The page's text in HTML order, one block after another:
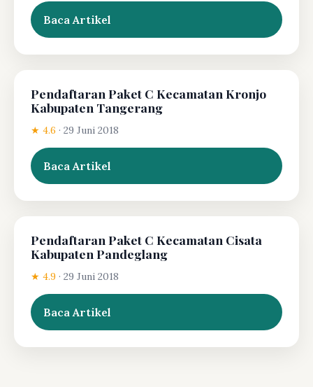
Baca Artikel
Pendaftaran Paket C Kecamatan Kronjo
Kabupaten Tangerang
★ 4.6 · 29 Juni 2018
Baca Artikel
Pendaftaran Paket C Kecamatan Cisata
Kabupaten Pandeglang
★ 4.9 · 29 Juni 2018
Baca Artikel